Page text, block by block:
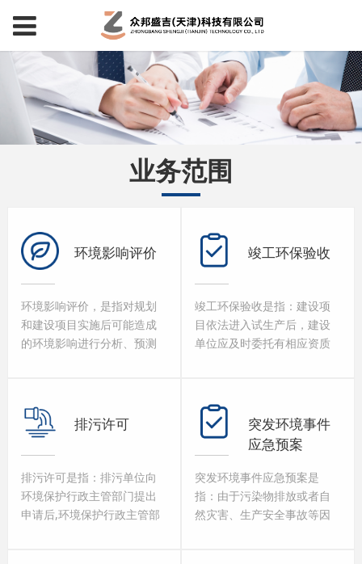
业务范围
环境影响评价
环境影响评价，是指对规划
和建设项目实施后可能造成
的环境影响进行分析、预测
制度。
竣工环保验收
竣工环保验收是指：建设项
目依法进入试生产后，建设
单位应及时委托有相应资质
定期限内完成验收监测或调
查工作，及时了解验收监测
或调查期间发现的重大环境
问题和环境违法行为，并书
面报告环境保护部。
排污许可
排污许可是指：排污单位向
环境保护行政主管部门提出
申请后,环境保护行政主管部
突发环境事件
应急预案
突发环境事件应急预案是
指：由于污染物排放或者自
然灾害、生产安全事故等因